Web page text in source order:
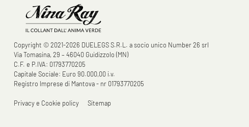
Copyright © 2021-2026 DUELEGS S.R.L. a socio unico Number 26 srl
Via Tomasina, 29 – 46040 Guidizzolo (MN)
C.F. e P.IVA: 01793770205
Capitale Sociale: Euro 90.000,00 i.v.
Registro Imprese di Mantova - nr 01793770205
Privacy e Cookie policy Sitemap